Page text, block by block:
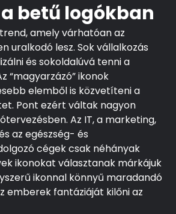
a betű logókban
amely várhatóan az
uralkodó lesz. Sok vállalkozás
és sokoldalúvá tenni a
“magyarzázó” ikonok
elemből is közvetíteni a
Pont ezért váltak nagyon
Az IT, a marketing,
az egészség- és
cégek csak néhányak
ikonokat választanak márkájuk
ikonnal könnyű maradandó
emberek fantáziáját kilőni az